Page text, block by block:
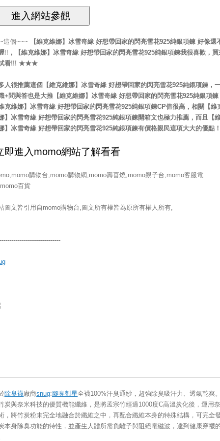
這個~~~ 【維克維娜】冰雪奇緣 好想帶回家的閃亮雪花925純銀項鍊 好像還
!! ， 【維克維娜】冰雪奇緣 好想帶回家的閃亮雪花925純銀項鍊我很喜歡，買
看!!! ★★★
人很推薦這個【維克維娜】冰雪奇緣 好想帶回家的閃亮雪花925純銀項鍊，
+問與答也是大推【維克維娜】冰雪奇緣 好想帶回家的閃亮雪花925純銀項鍊
克維娜】冰雪奇緣 好想帶回家的閃亮雪花925純銀項鍊CP值很高，相關【維
】冰雪奇緣 好想帶回家的閃亮雪花925純銀項鍊開箱文也極力推薦，而且【
】冰雪奇緣 好想帶回家的閃亮雪花925純銀項鍊有價格親民這項大大的優點！
購物台,momo購物網,momo壽喜燒,momo親子台,momo客服電
百貨
圖文皆引用自momo購物台,圖文所有權皆為原所有權人所有,
除臭襪廠商snug:腳臭剋星全襪100%汗臭通紗，超強除臭吸汗力、透氣乾爽
炭與奈米科技的優質機能纖維，是將孟宗竹經過1000度C高溫炭化後，運用
，將竹炭粉末完全地融合於纖維之中，再配合纖維本身的特殊結構，可完全
本身除臭功能的特性，並產生人體所需負離子與阻絕電磁波，達到健康穿襪